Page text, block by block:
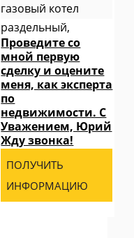
газовый котел
раздельный,
Проведите со
мной первую
сделку и оцените
меня, как эксперта
по
недвижимости. С
Уважением, Юрий
Жду звонка!
ПОЛУЧИТЬ
ИНФОРМАЦИЮ